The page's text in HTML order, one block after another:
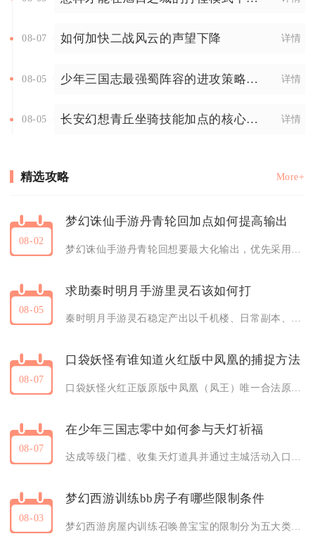
08-07 如何加快二战风云的声望下降 详情
08-05 少年三国志最强蜀阵容的进攻策略是什么 详情
08-05 长安幻想青丘坐骑技能加点的核心要点有哪些 详情
精选攻略 More+
08-02
梦幻诛仙手游丹青轮回加点如何提高输出
08-05
求助秦时明月手游里灵石该如何打
秦时明月手游灵石稳定产出以千机楼、日常副本、帮会活动为核心渠道，搭配限时活动与商店兑换即可持续囤积各类品质灵石，零氪也能
08-07
口袋妖怪有谁知道火红版中凤凰的捕捉方法
08-07
在少年三国志零中如何参与天灯祈福
达成等级门槛、收集天灯道具并通过主城活动入口即可完整参与天灯祈福，整套流程分为入口查找、道具储备、祈福抽奖、累计奖励领取
08-03
梦幻西游训练bb房子有哪些限制条件